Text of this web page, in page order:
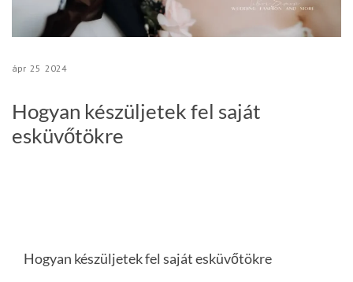
ápr 25 2024
Hogyan készüljetek fel saját
esküvőtökre
Hogyan készüljetek fel saját esküvőtökre